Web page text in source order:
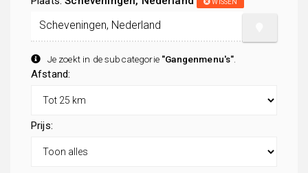
Je zoekt in de subcategorie "Gangenmenu's"
Afstand:
Prijs: